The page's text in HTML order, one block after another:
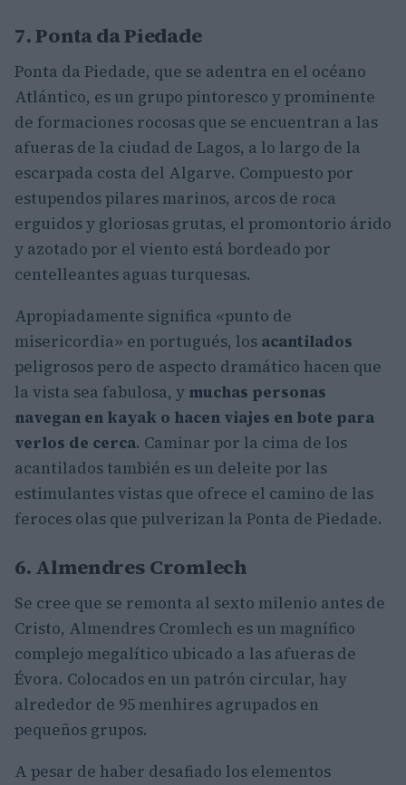
7. Ponta da Piedade
Ponta da Piedade, que se adentra en el océano
Atlántico, es un grupo pintoresco y prominente
de formaciones rocosas que se encuentran a las
afueras de la ciudad de Lagos, a lo largo de la
escarpada costa del Algarve. Compuesto por
estupendos pilares marinos, arcos de roca
erguidos y gloriosas grutas, el promontorio árido
y azotado por el viento está bordeado por
centelleantes aguas turquesas.
Apropiadamente significa «punto de
misericordia» en portugués, los acantilados
peligrosos pero de aspecto dramático hacen que
la vista sea fabulosa, y muchas personas
navegan en kayak o hacen viajes en bote para
verlos de cerca. Caminar por la cima de los
acantilados también es un deleite por las
estimulantes vistas que ofrece el camino de las
feroces olas que pulverizan la Ponta de Piedade.
6. Almendres Cromlech
Se cree que se remonta al sexto milenio antes de
Cristo, Almendres Cromlech es un magnífico
complejo megalítico ubicado a las afueras de
Évora. Colocados en un patrón circular, hay
alrededor de 95 menhires agrupados en
pequeños grupos.
A pesar de haber desafiado los elementos